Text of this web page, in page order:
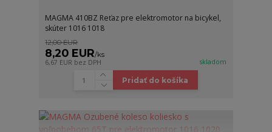
MAGMA 410BZ Reťaz pre elektromotor na bicykel,
skúter 1016 1018
12,00 EUR
8,20 EUR/ks
6,67 EUR bez DPH skladom
Pridať do košíka